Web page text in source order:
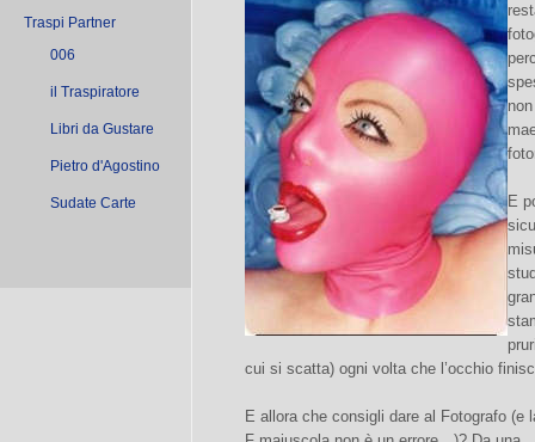
Traspi Partner
006
il Traspiratore
Libri da Gustare
Pietro d'Agostino
Sudate Carte
E
cui si scatta) ogni volta che l’occhio
E allora che consigli dare al Fotografo (e